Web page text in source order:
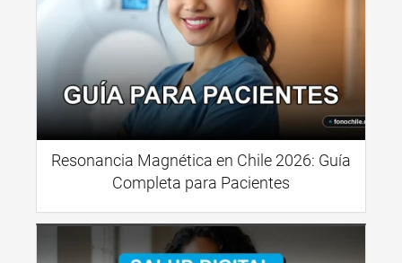
Resonancia Magnética en Chile 2026: Guía
Completa para Pacientes